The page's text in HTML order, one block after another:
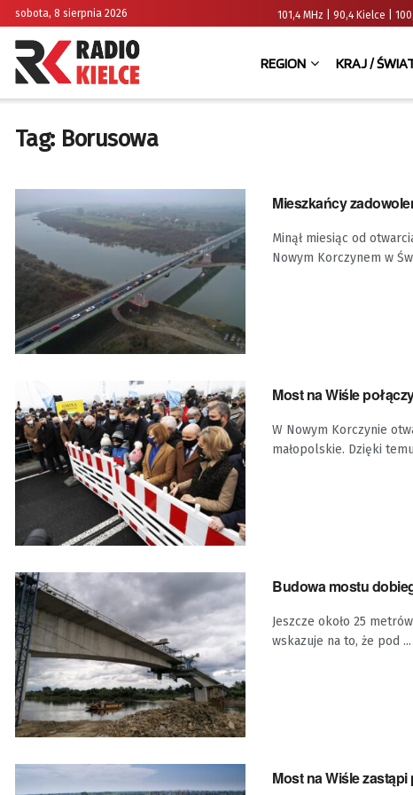
sobota, 8 sierpnia 2026 101,4 MHz | 90,4 Kielce |
REGION KRAJ /
Tag: Borusowa
Mieszkańcy
Minął miesiąc od
Nowym Korczynem w
Most na Wiśle
W Nowym Korczynie
małopolskie. Dzięki
Budowa mostu
Jeszcze około 25
wskazuje na to, że pod ...
Most na Wiśle